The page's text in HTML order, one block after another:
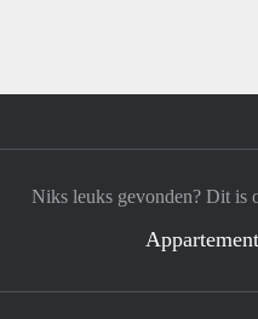
Niks leuks gevonden? Dit is